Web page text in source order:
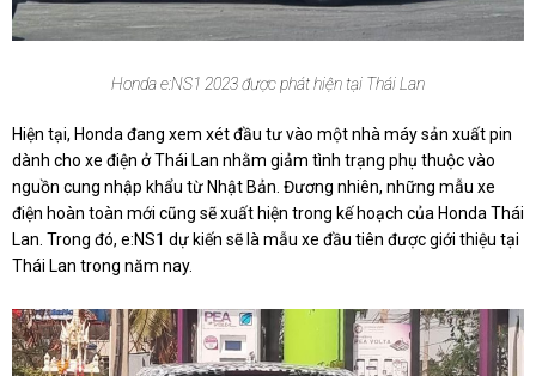
Honda e:NS1 2023 được phát hiện tại Thái Lan
Hiện tại, Honda đang xem xét đầu tư vào một nhà máy sản xuất pin
dành cho xe điện ở Thái Lan nhằm giảm tình trạng phụ thuộc vào
nguồn cung nhập khẩu từ Nhật Bản. Đương nhiên, những mẫu xe
điện hoàn toàn mới cũng sẽ xuất hiện trong kế hoạch của Honda Thái
Lan. Trong đó, e:NS1 dự kiến sẽ là mẫu xe đầu tiên được giới thiệu tại
Thái Lan trong năm nay.